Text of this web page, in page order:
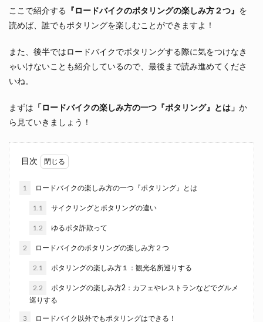
ここで紹介する 『ロードバイクのポタリングの楽しみ方２つ』 を
読めば、誰でもポタリングを楽しむことができますよ！
また、後半ではロードバイクでポタリングする際に気をつけなき
ゃいけないことも紹介しているので、最後まで読み進めてくださ
いね。
まずは 「ロードバイクの楽しみ方の一つ『ポタリング』とは」 か
ら見ていきましょう！
目次
1 ロードバイクの楽しみ方の一つ『ポタリング』とは
1.1 サイクリングとポタリングの違い
1.2 ゆるポタ詐欺って
2 ロードバイクのポタリングの楽しみ方２つ
2.1 ポタリングの楽しみ方１：観光名所巡りする
2.2
ポタリングの楽しみ方2：カフェやレストランなどでグルメ
巡りする
3 ロードバイク以外でもポタリングはできる！